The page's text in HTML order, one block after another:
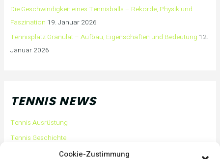
Cookie-Zustimmung
Die Geschwindigkeit eines Tennisballs – Rekorde, Physik und
Faszination 19. Januar 2026
Tennisplatz Granulat – Aufbau, Eigenschaften und Bedeutung 12.
Januar 2026
TENNIS NEWS
Tennis Ausrüstung
Tennis Geschichte
Tennis Tipps und Tricks